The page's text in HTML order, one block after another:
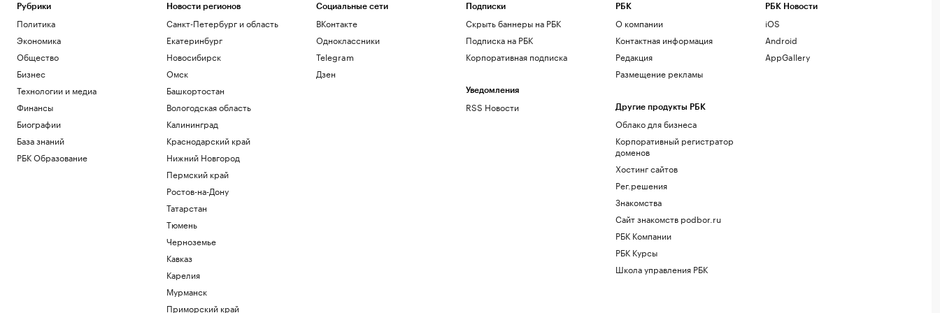
Политика
Четыре человека погибли при взрыве в
автобусе в Сирии
Общество
В Африке поддержали Инфантино
после скандала с продажей прав ЧМ
Спорт
Запасы газа в Европе на минимуме. Что
будет зимой
Подписка на РБК
Экс-глава Mind Money признала вину
по «делу брокеров» о хищении ₽7 млрд
Рубрики
Политика
Экономика
Общество
Бизнес
Технологии и медиа
Финансы
Биографии
База знаний
РБК Образование
Новости регионов
Санкт-Петербург и область
Екатеринбург
Новосибирск
Омск
Башкортостан
Вологодская область
Калининград
Краснодарский край
Нижний Новгород
Пермский край
Ростов-на-Дону
Татарстан
Тюмень
Черноземье
Кавказ
Карелия
Мурманск
Приморский край
Социальные сети
ВКонтакте
Одноклассники
Telegram
Дзен
Подписки
Скрыть баннеры на РБК
Подписка на РБК
Корпоративная подписка
Уведомления
RSS Новости
РБК
О компании
Контактная информация
Редакция
Размещение рекламы
Другие продукты РБК
Облако для бизнеса
Корпоративный регистратор
доменов
Хостинг сайтов
Рег.решения
Знакомства
Сайт знакомств podbor.ru
РБК Компании
РБК Курсы
Школа управления РБК
РБК Новости
iOS
Android
AppGallery